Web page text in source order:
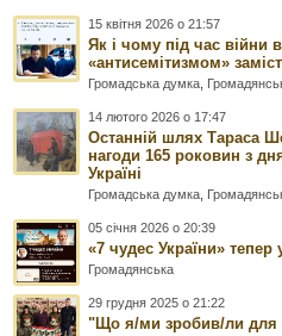
15 квітня 2026 о 21:57
Як і чому під час війни
«антисемітизмом»
Громадська думка
14 лютого 2026 о 17:47
Останній шлях Тараса
нагоди 165 роковин з
Україні
Громадська думка
05 січня 2026 о 20:39
«7 чудес України» тепер
Громадянська
29 грудня 2025 о 21:22
"Що я/ми зробив/ли для